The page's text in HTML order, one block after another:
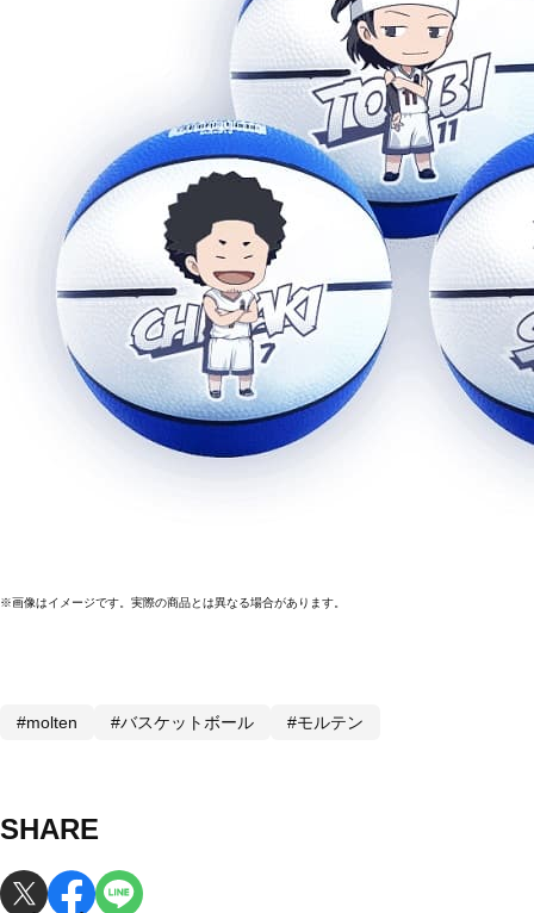
※画像はイメージです。実際の商品とは異なる場合があります。
#molten #バスケットボール #モルテン
SHARE